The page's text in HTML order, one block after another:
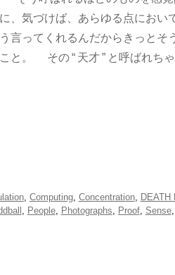
、気づけば、あらゆる点にお
言ってくれるんだからきっと
と。 その “ 天才 ” と呼ばれち
, Computing, Concentration, DEATH
, People, Photographs, Proof, Sense,